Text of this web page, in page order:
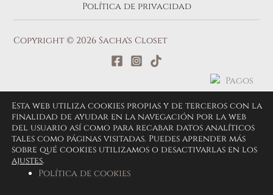
Política de privacidad
Copyright © 2026 Sacha's Closet
Esta web utiliza cookies propias y de terceros con la
finalidad de ayudar en la navegación por la web
del usuario así como para recabar datos analíticos
tales como páginas visitadas. Puedes aprender más
sobre qué cookies utilizamos o desactivarlas en los
ajustes.
Política de cookies